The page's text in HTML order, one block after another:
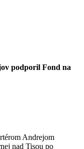
podporil Fond na
Andrejom
nad Tisou po